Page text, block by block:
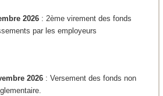
2026 : 2ème virement des fonds
par les employeurs
2026 : Versement des fonds non